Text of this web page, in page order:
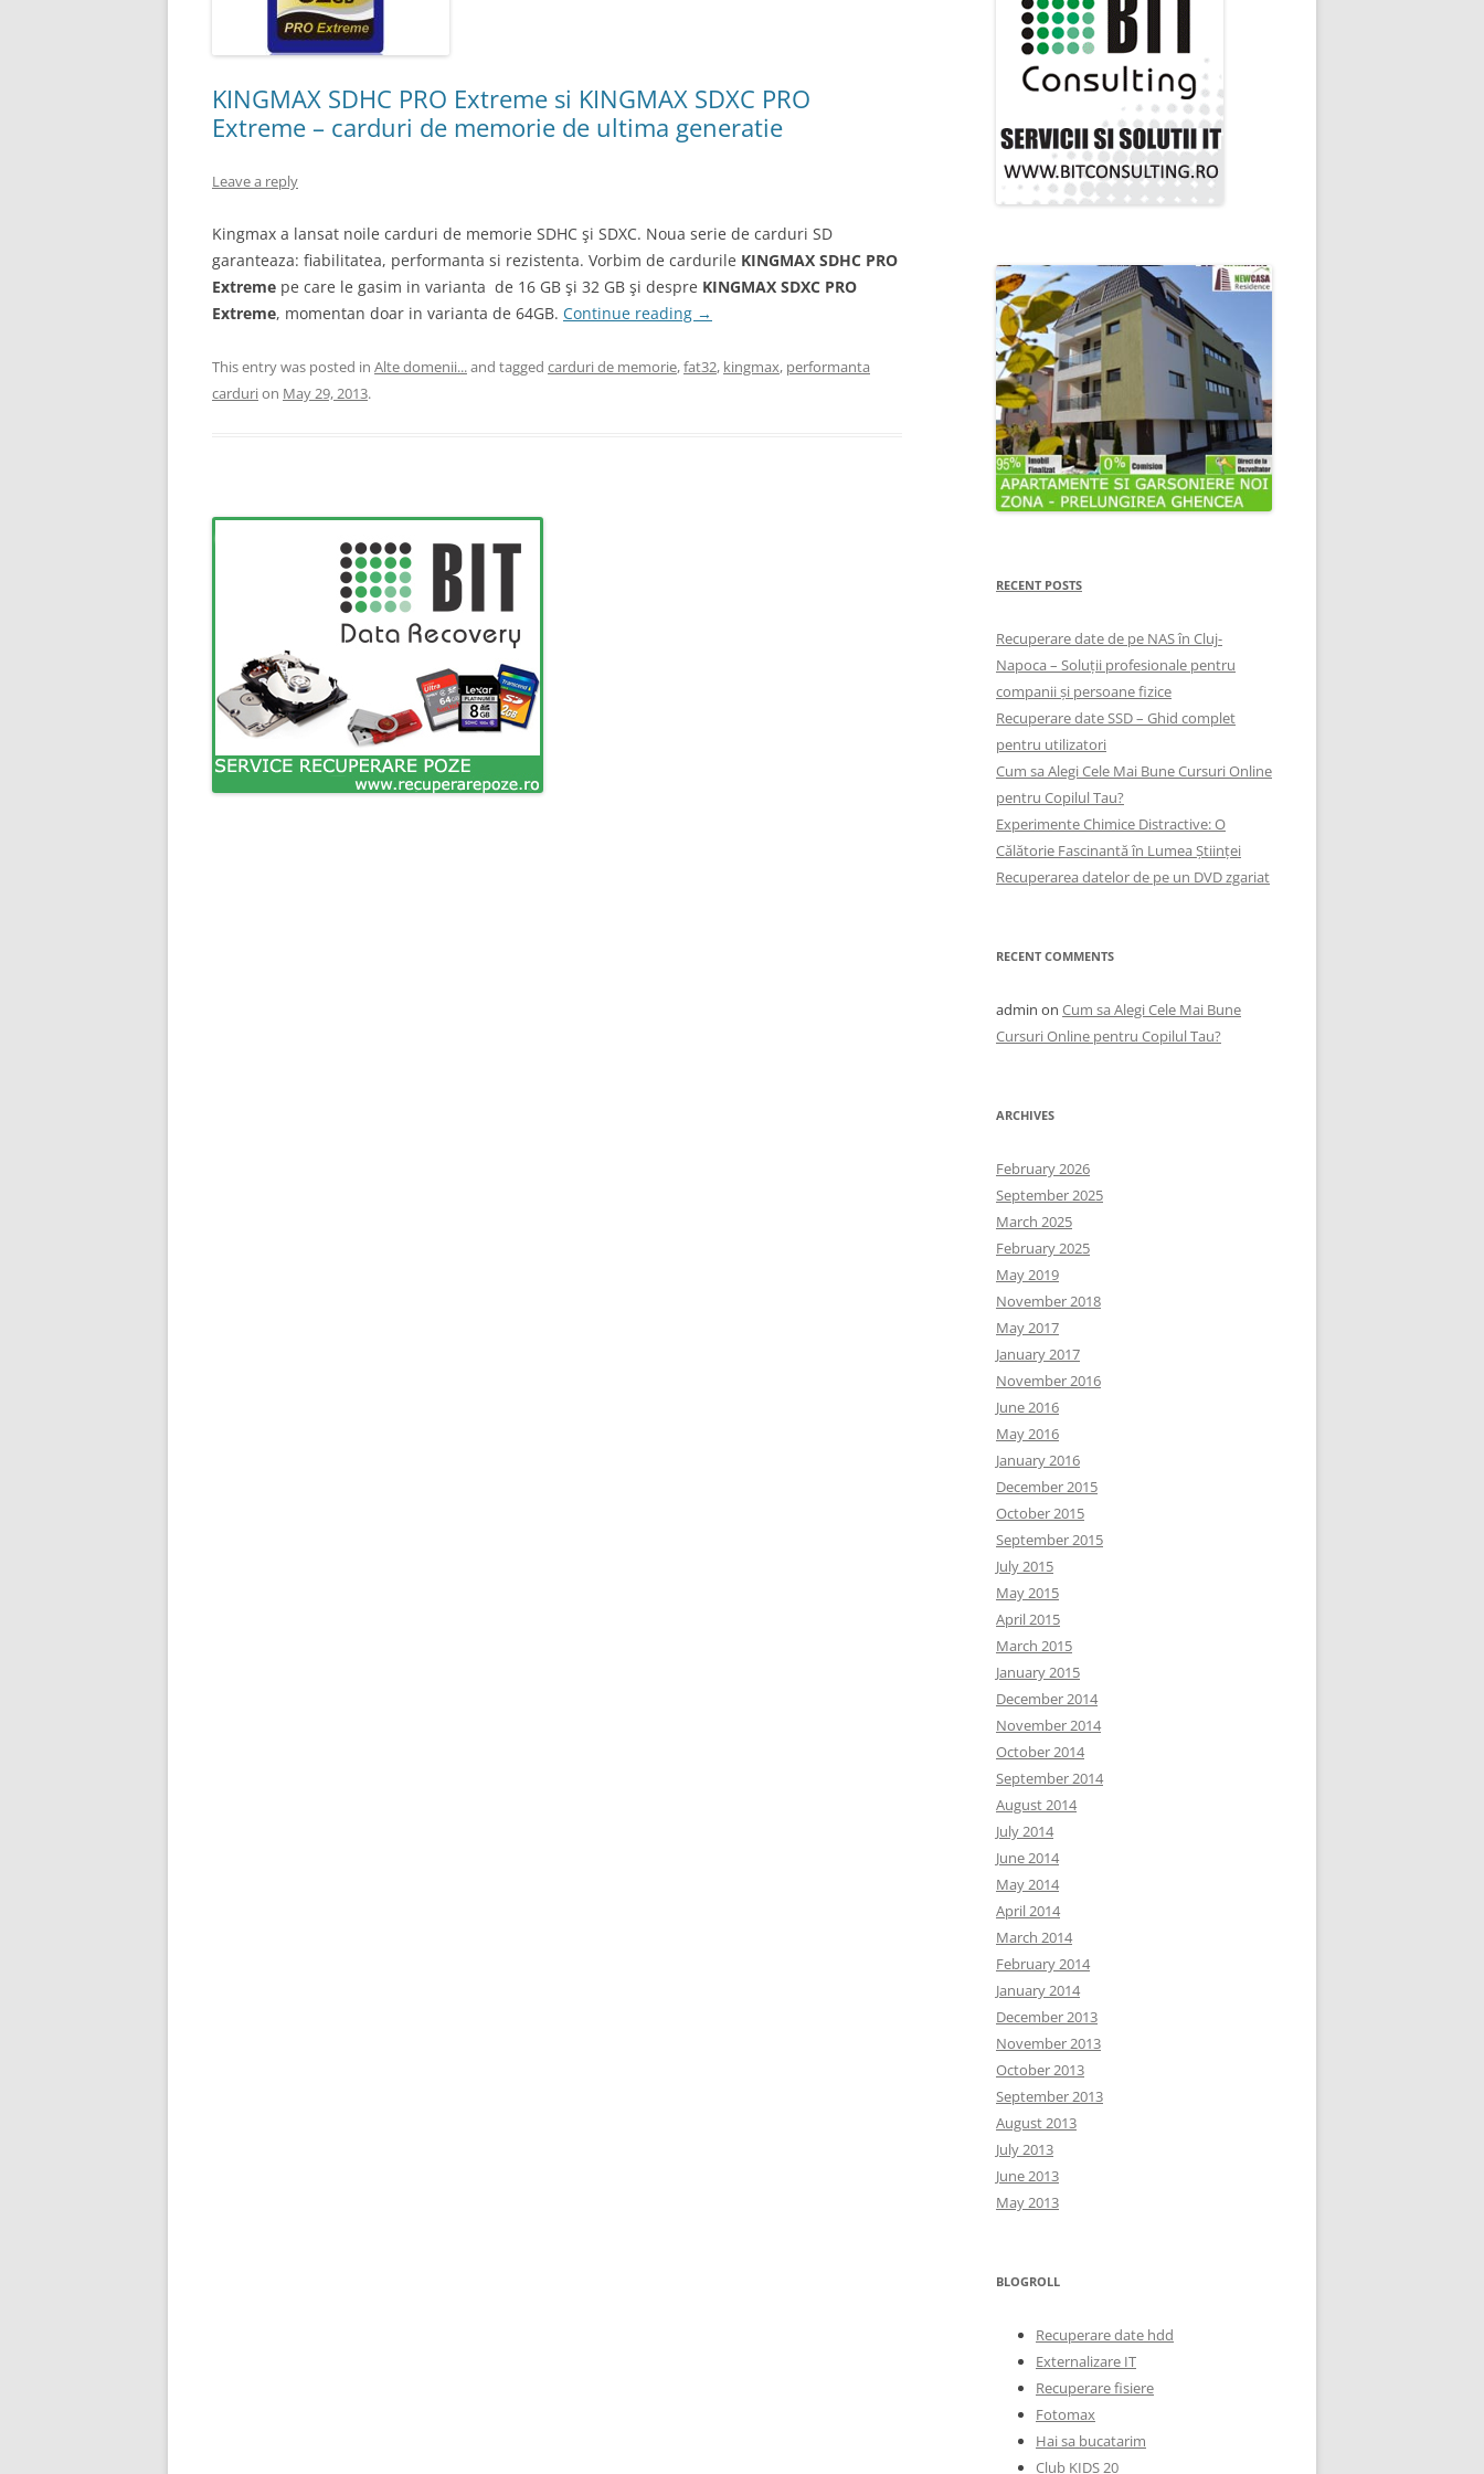
KINGMAX SDHC PRO Extreme si KINGMAX SDXC PRO
Extreme – carduri de memorie de ultima generatie
Leave a reply
Kingmax a lansat noile carduri de memorie SDHC şi SDXC. Noua serie de carduri SD
garanteaza: fiabilitatea, performanta si rezistenta. Vorbim de cardurile KINGMAX SDHC PRO
Extreme pe care le gasim in varianta de 16 GB şi 32 GB şi despre KINGMAX SDXC PRO
Extreme, momentan doar in varianta de 64GB. Continue reading →
This entry was posted in Alte domenii...and tagged carduri de memorie,fat32, kingmax, performanta
cardurion May 29, 2013.
RECENT POSTS
Recuperare date de pe NAS în Cluj-
Napoca – Soluții profesionale pentru
companii și persoane fizice
Recuperare date SSD – Ghid complet
pentru utilizatori
Cum sa Alegi Cele Mai Bune Cursuri Online
pentru Copilul Tau?
Experimente Chimice Distractive: O
Călătorie Fascinantă în Lumea Științei
Recuperarea datelor de pe un DVD zgariat
RECENT COMMENTS
admin on Cum sa Alegi Cele Mai Bune
Cursuri Online pentru Copilul Tau?
ARCHIVES
February 2026
September 2025
March 2025
February 2025
May 2019
November 2018
May 2017
January 2017
November 2016
June 2016
May 2016
January 2016
December 2015
October 2015
September 2015
July 2015
May 2015
April 2015
March 2015
January 2015
December 2014
November 2014
October 2014
September 2014
August 2014
July 2014
June 2014
May 2014
April 2014
March 2014
February 2014
January 2014
December 2013
November 2013
October 2013
September 2013
August 2013
July 2013
June 2013
May 2013
BLOGROLL
Recuperare date hdd
Externalizare IT
Recuperare fisiere
Fotomax
Hai sa bucatarim
Club KIDS 20